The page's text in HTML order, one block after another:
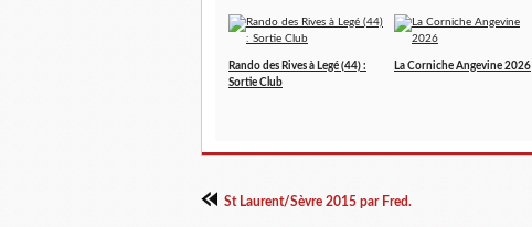
Rando des Rives à Legé (44) :
Sortie Club
La Corniche Angevine 2026
St Laurent/Sèvre 2015 par Fred.